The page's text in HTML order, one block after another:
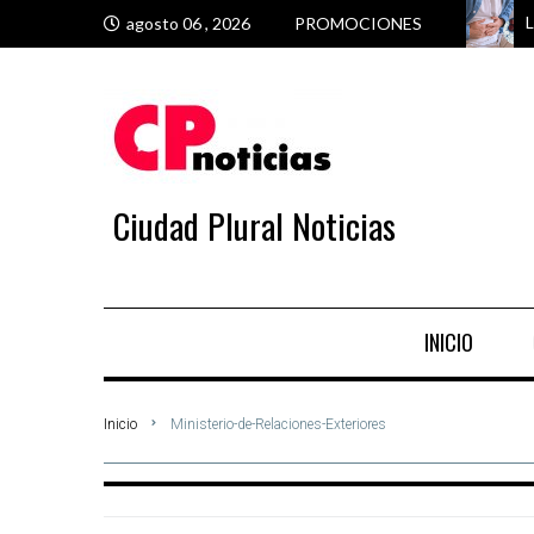
agosto 06 , 2026 PROMOCIONES
Ciudad Plural Noticias
INICIO
Inicio Ministerio-de-Relaciones-Exteriores